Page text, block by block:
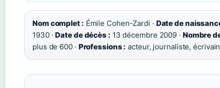
Nom complet : Émile Cohen-Zardi · Date de
1930 ·Date de décès : 13 décembre 2009 · Nombre
plus de 600 · Professions : acteur, journaliste,